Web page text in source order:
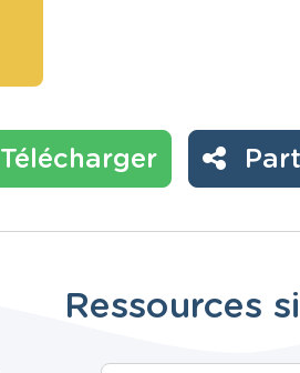
Télécharger
Ressources